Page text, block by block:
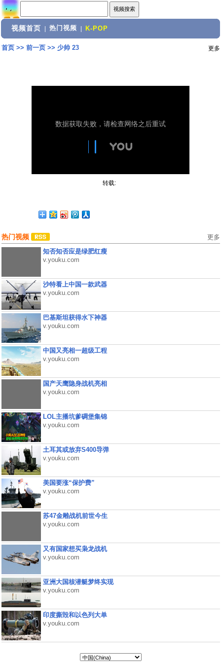
视频首页 热门视频 K-POP
首页>> 前一页>> 少帅 23 更多
转载:
热门视频 更多
知否知否应是绿肥红瘦
v.youku.com
沙特看上中国一款武器
v.youku.com
巴基斯坦获得水下神器
v.youku.com
中国又亮相一超级工程
v.youku.com
国产天鹰隐身战机亮相
v.youku.com
LOL主播坑爹碉堡集锦
v.youku.com
土耳其或放弃S400导弹
v.youku.com
美国要涨“保护费”
v.youku.com
苏47金雕战机前世今生
v.youku.com
又有国家想买枭龙战机
v.youku.com
亚洲大国核潜艇梦终实现
v.youku.com
印度撕毁和以色列大单
v.youku.com